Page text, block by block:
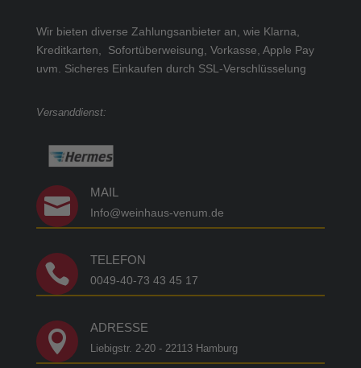
Wir bieten diverse Zahlungsanbieter an, wie Klarna,
Kreditkarten, Sofortüberweisung, Vorkasse, Apple Pay
uvm. Sicheres Einkaufen durch SSL-Verschlüsselung
Versanddienst:

MAIL
Info@weinhaus-venum.de

TELEFON
0049-40-73 43 45 17

ADRESSE
Liebigstr. 2-20 - 22113 Hamburg